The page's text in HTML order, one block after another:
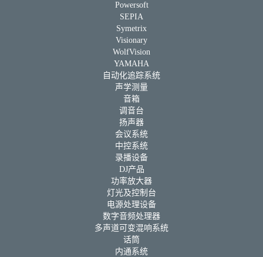
Powersoft
SEPIA
Symetrix
Visionary
WolfVision
YAMAHA
自动化追踪系统
声学测量
音箱
调音台
扬声器
会议系统
中控系统
录播设备
DJ产品
功率放大器
灯光及控制台
电源处理设备
数字音频处理器
多声道可变混响系统
话筒
内通系统